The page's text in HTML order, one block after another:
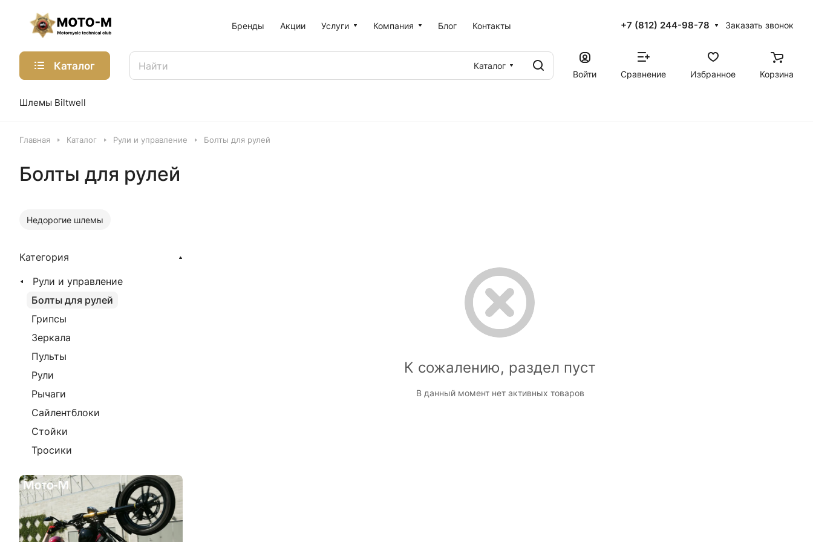
Бренды Акции Услуги Компания Блог Контакты +7 (812) 244-98-78 Заказать звонок
Каталог
Каталог
Войти
Сравнение Избранное Корзина
Шлемы Biltwell
Главная Каталог Рули и управление Болты для рулей
Болты для рулей
Недорогие шлемы
К сожалению, раздел пуст
В данный момент нет активных товаров
Категория
Рули и управление
Болты для рулей
Грипсы
Зеркала
Пульты
Рули
Рычаги
Сайлентблоки
Стойки
Тросики